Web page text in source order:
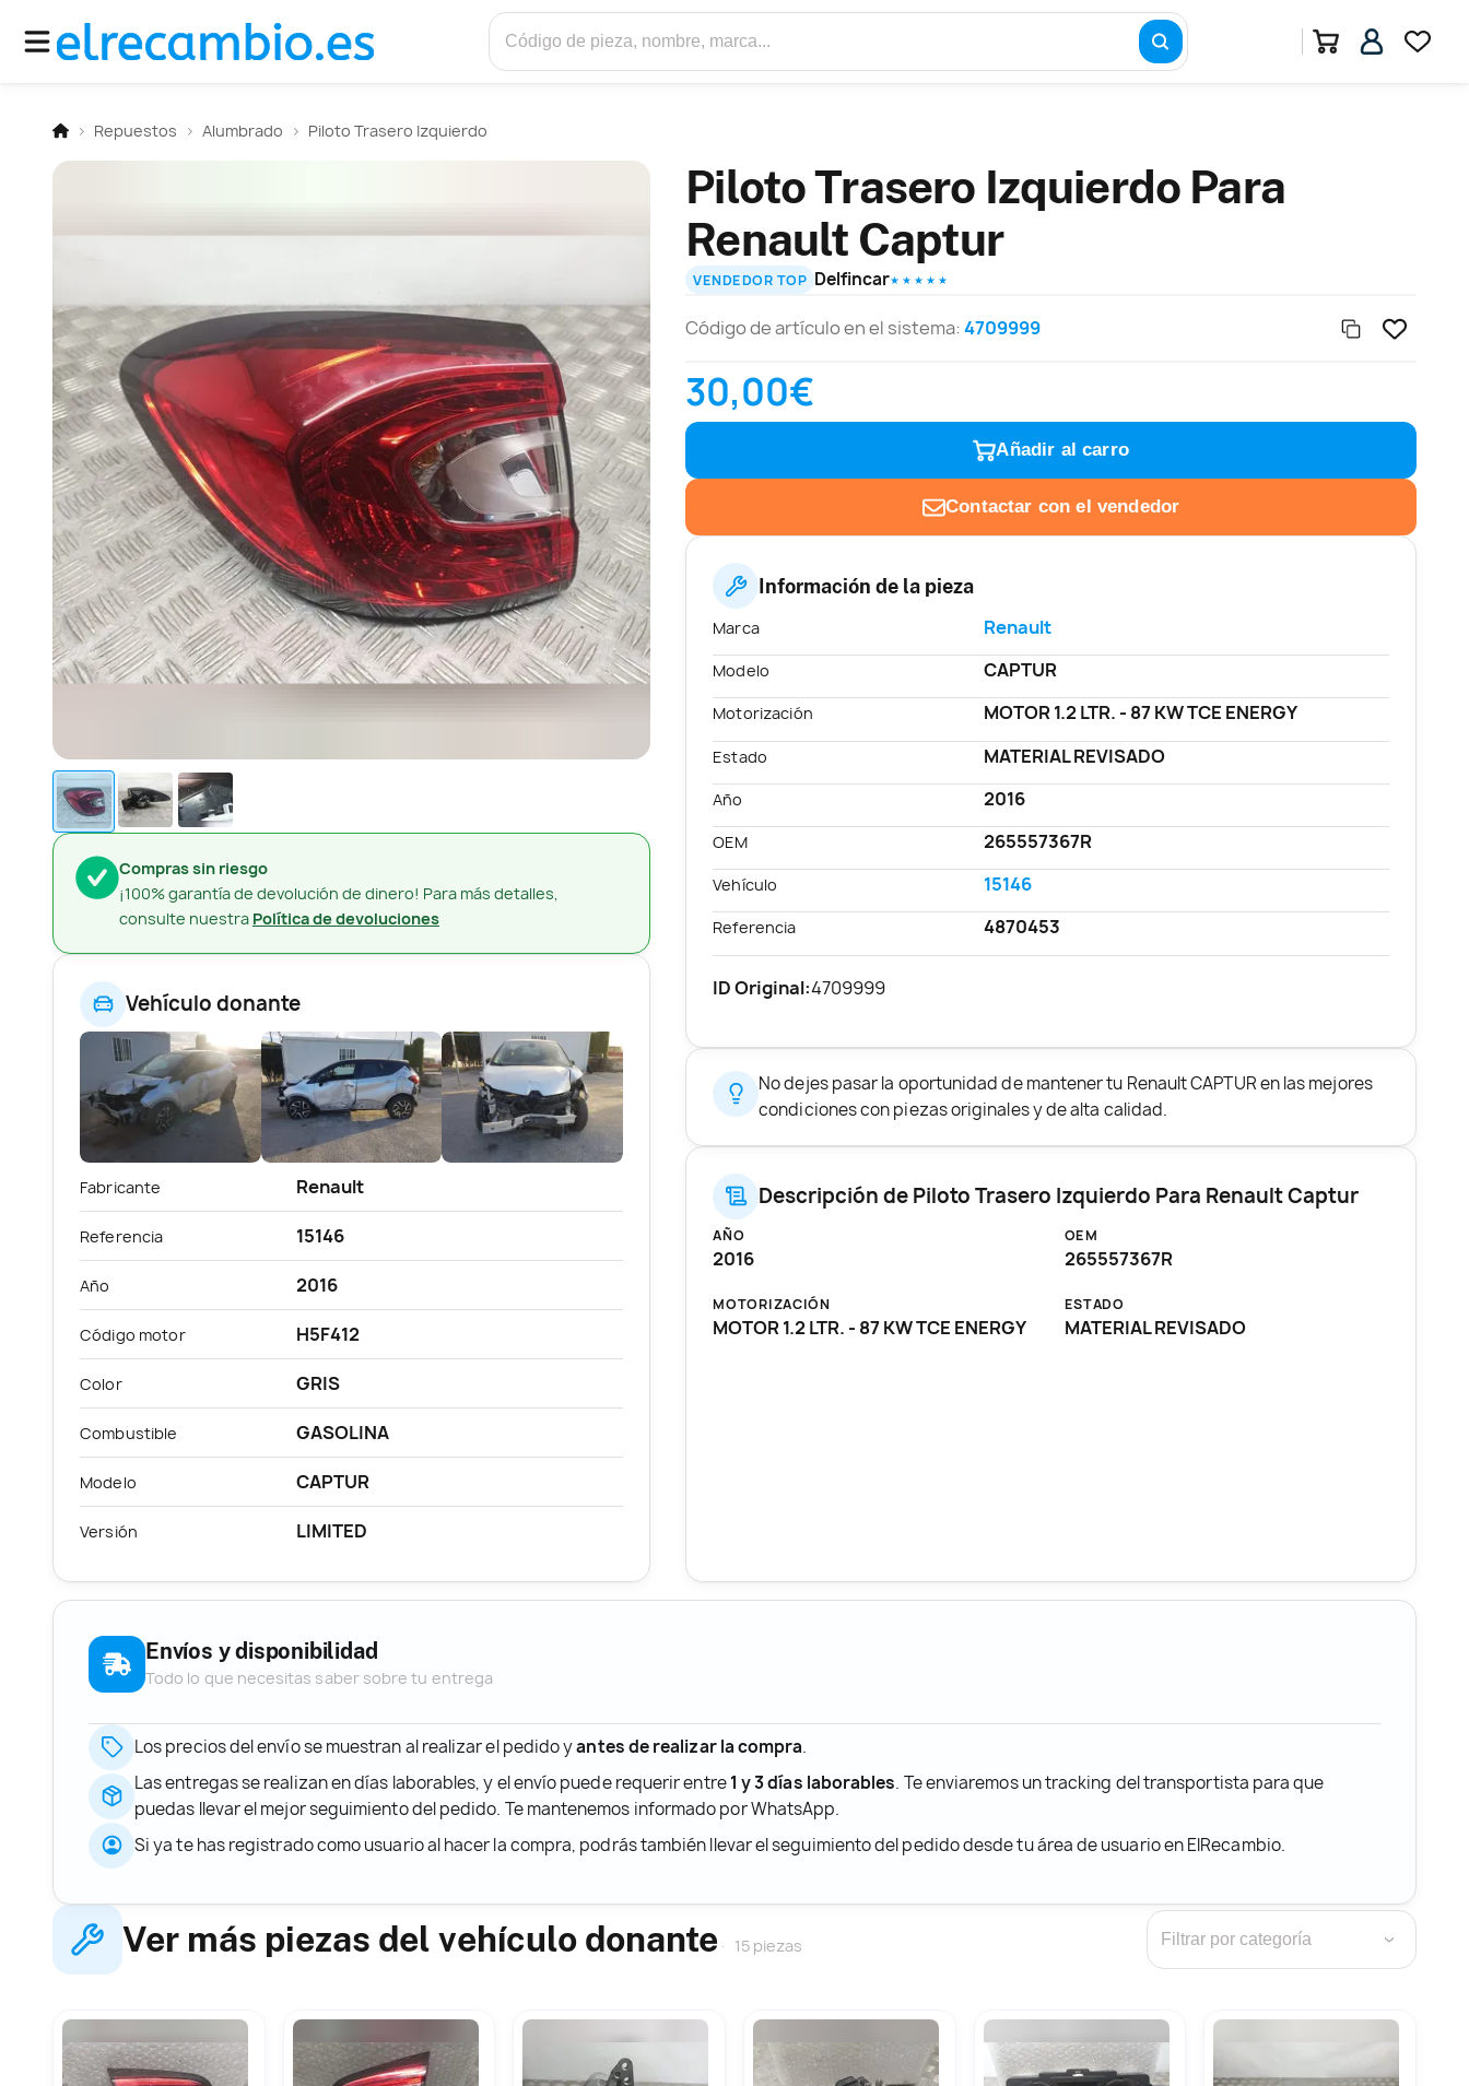
Repuestos Alumbrado Piloto Trasero Izquierdo
Compras sin riesgo
¡100% garantía de devolución de dinero! Para más detalles,
consulte nuestra Política de devoluciones
Vehículo donante
Fabricante Renault
Referencia 15146
Año 2016
Código motor H5F412
Color GRIS
Combustible GASOLINA
Modelo CAPTUR
Versión LIMITED
Piloto Trasero Izquierdo Para
Renault Captur
VENDEDOR TOP Delfincar★ ★ ★ ★ ★
Código de artículo en el sistema:4709999
30,00€
Añadir al carro
Contactar con el vendedor
Información de la pieza
Marca Renault
Modelo CAPTUR
Motorización MOTOR 1.2 LTR. - 87 KW TCE ENERGY
Estado MATERIAL REVISADO
Año 2016
OEM 265557367R
Vehículo 15146
Referencia 4870453
ID Original:4709999
No dejes pasar la oportunidad de mantener tu Renault CAPTUR en las mejores
condiciones con piezas originales y de alta calidad.
Descripción de Piloto Trasero Izquierdo Para Renault Captur
AÑO
2016
OEM
265557367R
MOTORIZACIÓN
MOTOR 1.2 LTR. - 87 KW TCE ENERGY
ESTADO
MATERIAL REVISADO
Envíos y disponibilidad
Todo lo que necesitas saber sobre tu entrega
Los precios del envío se muestran al realizar el pedido yantes de realizar la compra.
Las entregas se realizan en días laborables, y el envío puede requerir entre1 y 3 días laborables. Te enviaremos un tracking del transportista para que
puedas llevar el mejor seguimiento del pedido. Te mantenemos informado por WhatsApp.
Si ya te has registrado como usuario al hacer la compra, podrás también llevar el seguimiento del pedido desde tu área de usuario en ElRecambio.
Ver más piezas del vehículo donante 15 piezas ›